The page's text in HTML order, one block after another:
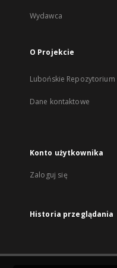
Wydawca
O Projekcie
Lubońskie Repozytorium
Dane kontaktowe
Konto użytkownika
Zaloguj się
Historia przeglądania